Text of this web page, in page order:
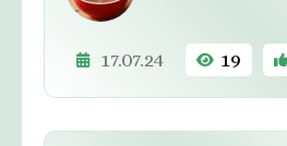
17.07.24 19